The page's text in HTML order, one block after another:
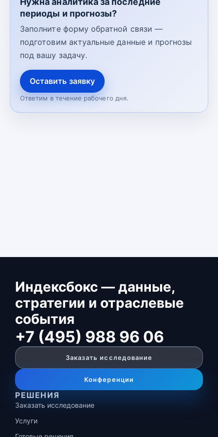
периоды и прогнозы?
Заполните форму обратной связи —
подготовим актуальные данные и прогнозы
под вашу задачу.
Оставить заявку
Ответим в течение рабочего дня.
Индексбокс — данные,
стратегии и отраслевые
события
+7 (495) 988 96 06
Заказать исследование
Конференции
РЕШЕНИЯ
Заказать исследование
Услуги